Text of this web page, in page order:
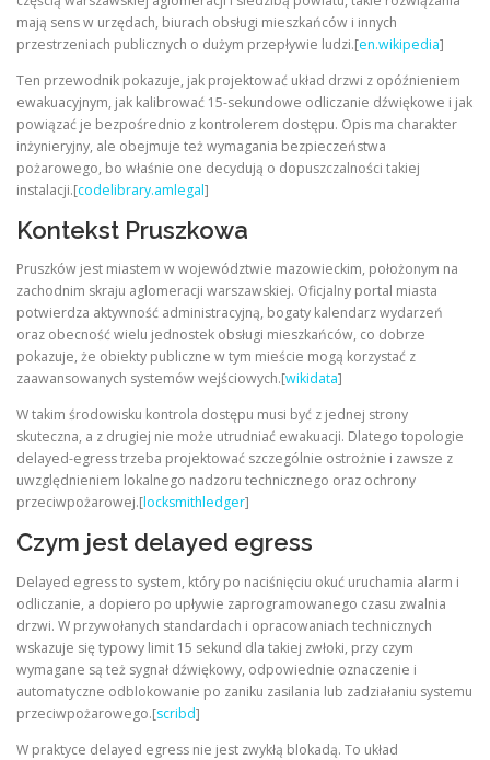
mają sens w urzędach, biurach obsługi mieszkańców i innych
przestrzeniach publicznych o dużym przepływie ludzi.[en.wikipedia]
Ten przewodnik pokazuje, jak projektować układ drzwi z opóźnieniem
ewakuacyjnym, jak kalibrować 15-sekundowe odliczanie dźwiękowe i jak
powiązać je bezpośrednio z kontrolerem dostępu. Opis ma charakter
inżynieryjny, ale obejmuje też wymagania bezpieczeństwa
pożarowego, bo właśnie one decydują o dopuszczalności takiej
instalacji.[codelibrary.amlegal]
Kontekst Pruszkowa
Pruszków jest miastem w województwie mazowieckim, położonym na
zachodnim skraju aglomeracji warszawskiej. Oficjalny portal miasta
potwierdza aktywność administracyjną, bogaty kalendarz wydarzeń
oraz obecność wielu jednostek obsługi mieszkańców, co dobrze
pokazuje, że obiekty publiczne w tym mieście mogą korzystać z
zaawansowanych systemów wejściowych.[wikidata]
W takim środowisku kontrola dostępu musi być z jednej strony
skuteczna, a z drugiej nie może utrudniać ewakuacji. Dlatego topologie
delayed-egress trzeba projektować szczególnie ostrożnie i zawsze z
uwzględnieniem lokalnego nadzoru technicznego oraz ochrony
przeciwpożarowej.[locksmithledger]
Czym jest delayed egress
Delayed egress to system, który po naciśnięciu okuć uruchamia alarm i
odliczanie, a dopiero po upływie zaprogramowanego czasu zwalnia
drzwi. W przywołanych standardach i opracowaniach technicznych
wskazuje się typowy limit 15 sekund dla takiej zwłoki, przy czym
wymagane są też sygnał dźwiękowy, odpowiednie oznaczenie i
automatyczne odblokowanie po zaniku zasilania lub zadziałaniu systemu
przeciwpożarowego.[scribd]
W praktyce delayed egress nie jest zwykłą blokadą. To układ